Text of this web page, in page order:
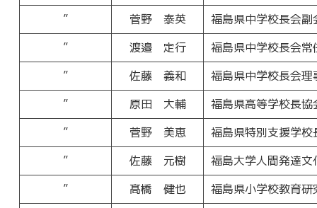
”
菅野 泰英
福島県中学校長会副
”
渡邉 定行
福島県中学校長会常
”
佐藤 義和
福島県中学校長会理
”
原田 大輔
福島県高等学校長協
”
菅野 美恵
福島県特別支援学
”
佐藤 元樹
福島大学人間発達
”
髙橋 健也
福島県小学校教育